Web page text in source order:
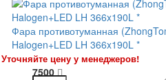
Фара противотуманная
Halogen+LED LH 366x190L *
Уточняйте цену у менеджеров!
7500